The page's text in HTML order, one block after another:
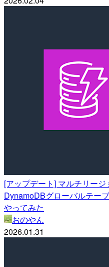
[アップデート] マルチリー
DynamoDBグローバルテー
やってみた
おのやん
2026.01.31